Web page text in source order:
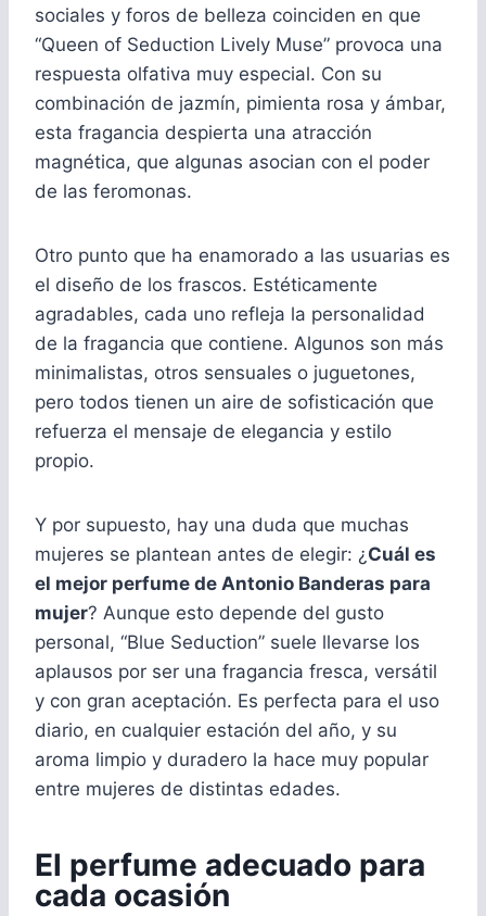
sociales y foros de belleza coinciden en que
“Queen of Seduction Lively Muse” provoca una
respuesta olfativa muy especial. Con su
combinación de jazmín, pimienta rosa y ámbar,
esta fragancia despierta una atracción
magnética, que algunas asocian con el poder
de las feromonas.
Otro punto que ha enamorado a las usuarias es
el diseño de los frascos. Estéticamente
agradables, cada uno refleja la personalidad
de la fragancia que contiene. Algunos son más
minimalistas, otros sensuales o juguetones,
pero todos tienen un aire de sofisticación que
refuerza el mensaje de elegancia y estilo
propio.
Y por supuesto, hay una duda que muchas
mujeres se plantean antes de elegir: ¿ Cuál es
el mejor perfume de Antonio Banderas para
mujer? Aunque esto depende del gusto
personal, “Blue Seduction” suele llevarse los
aplausos por ser una fragancia fresca, versátil
y con gran aceptación. Es perfecta para el uso
diario, en cualquier estación del año, y su
aroma limpio y duradero la hace muy popular
entre mujeres de distintas edades.
El perfume adecuado para
cada ocasión